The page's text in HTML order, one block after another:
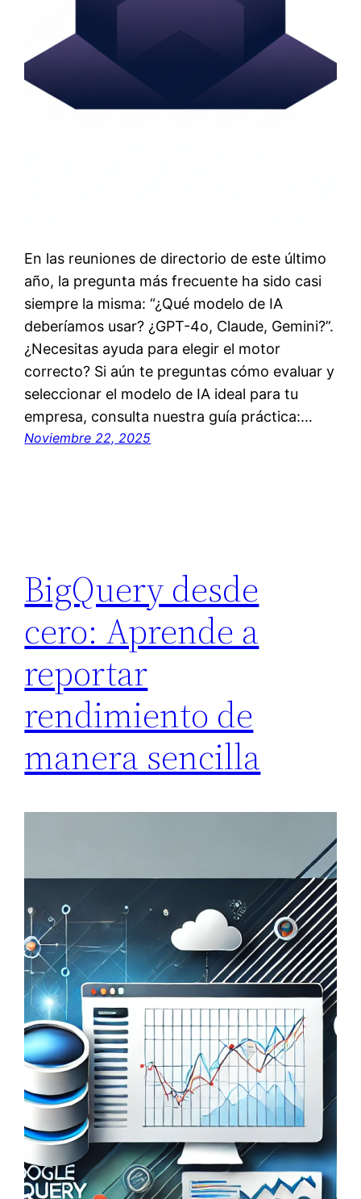
En las reuniones de directorio de este último
año, la pregunta más frecuente ha sido casi
siempre la misma: “¿Qué modelo de IA
deberíamos usar? ¿GPT-4o, Claude, Gemini?”.
¿Necesitas ayuda para elegir el motor
correcto? Si aún te preguntas cómo evaluar y
seleccionar el modelo de IA ideal para tu
empresa, consulta nuestra guía práctica:…
Noviembre 22, 2025
BigQuery desde
cero: Aprende a
reportar
rendimiento de
manera sencilla